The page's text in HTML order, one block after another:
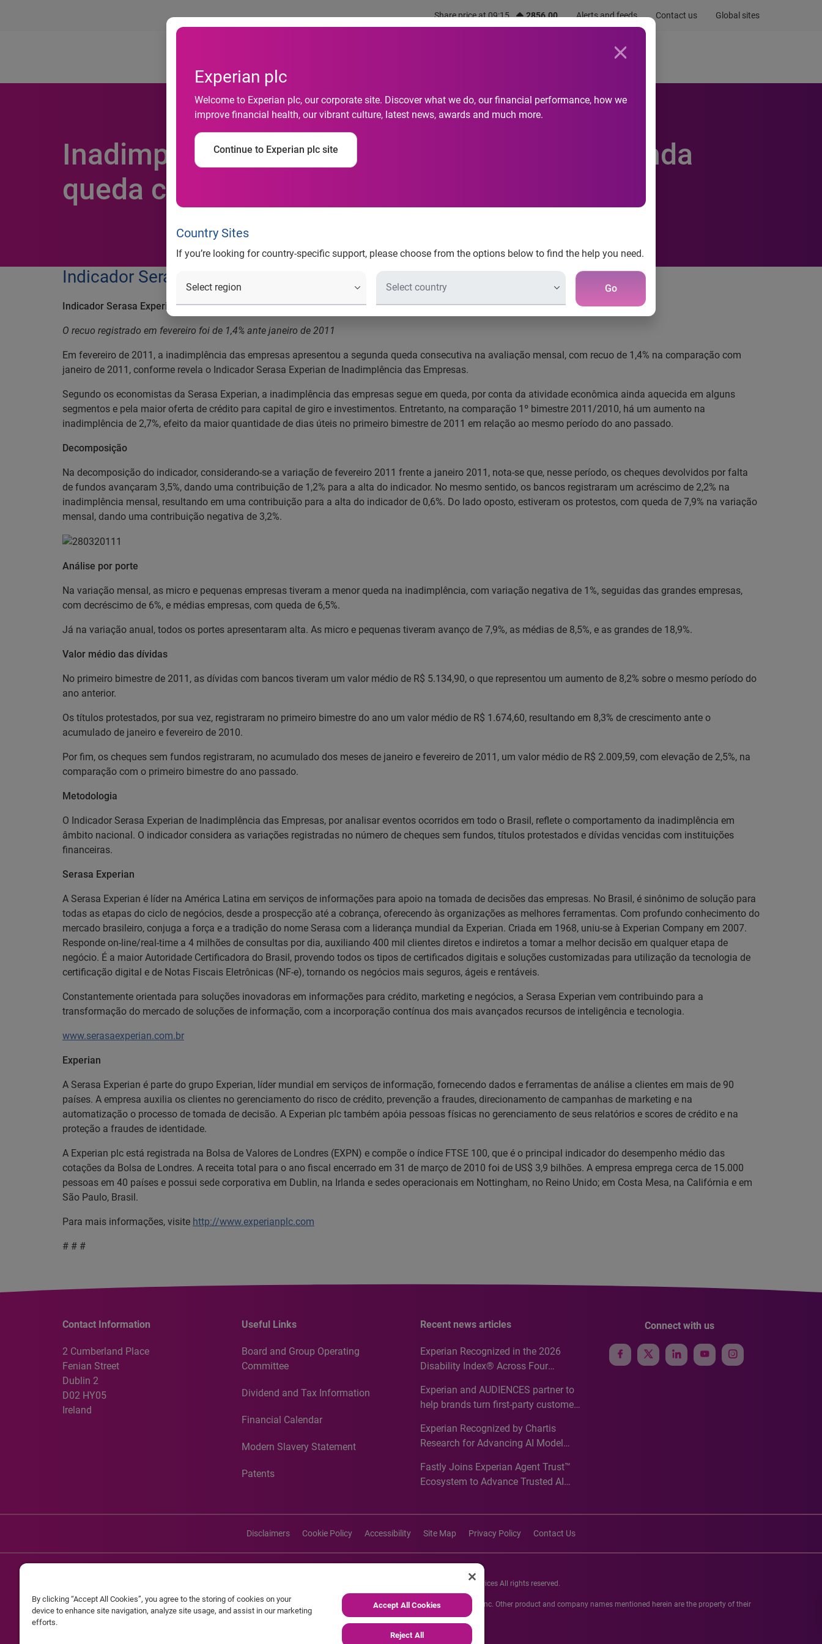
Share price at 09:15 2856.00 Alerts and feeds Contact us Global sites
Experian plc
Welcome to Experian plc, our corporate site. Discover what we do, our financial performance, how we
improve financial health, our vibrant culture, latest news, awards and much more.
Continue to Experian plc site
Country Sites
If you’re looking for country-specific support, please choose from the options below to find the help you need.
Go
Newsroom
Inadimplência das empresas registra a segunda
queda consecutiva, aponta Serasa Experian
Indicador Serasa Experian de Inadimplência das Empresas- Fev/2011
Indicador Serasa Experian de Inadimplência das Empresas- Fev/2011
O recuo registrado em fevereiro foi de 1,4% ante janeiro de 2011
Em fevereiro de 2011, a inadimplência das empresas apresentou a segunda queda consecutiva na avaliação mensal, com recuo de 1,4% na comparação com
janeiro de 2011, conforme revela o Indicador Serasa Experian de Inadimplência das Empresas.
Segundo os economistas da Serasa Experian, a inadimplência das empresas segue em queda, por conta da atividade econômica ainda aquecida em alguns
segmentos e pela maior oferta de crédito para capital de giro e investimentos. Entretanto, na comparação 1º bimestre 2011/2010, há um aumento na
inadimplência de 2,7%, efeito da maior quantidade de dias úteis no primeiro bimestre de 2011 em relação ao mesmo período do ano passado.
Decomposição
Na decomposição do indicador, considerando-se a variação de fevereiro 2011 frente a janeiro 2011, nota-se que, nesse período, os cheques devolvidos por falta
de fundos avançaram 3,5%, dando uma contribuição de 1,2% para a alta do indicador. No mesmo sentido, os bancos registraram um acréscimo de 2,2% na
inadimplência mensal, resultando em uma contribuição para a alta do indicador de 0,6%. Do lado oposto, estiveram os protestos, com queda de 7,9% na variação
mensal, dando uma contribuição negativa de 3,2%.
Análise por porte
Na variação mensal, as micro e pequenas empresas tiveram a menor queda na inadimplência, com variação negativa de 1%, seguidas das grandes empresas,
com decréscimo de 6%, e médias empresas, com queda de 6,5%.
Já na variação anual, todos os portes apresentaram alta. As micro e pequenas tiveram avanço de 7,9%, as médias de 8,5%, e as grandes de 18,9%.
Valor médio das dívidas
No primeiro bimestre de 2011, as dívidas com bancos tiveram um valor médio de R$ 5.134,90, o que representou um aumento de 8,2% sobre o mesmo período do
ano anterior.
Os títulos protestados, por sua vez, registraram no primeiro bimestre do ano um valor médio de R$ 1.674,60, resultando em 8,3% de crescimento ante o
acumulado de janeiro e fevereiro de 2010.
Por fim, os cheques sem fundos registraram, no acumulado dos meses de janeiro e fevereiro de 2011, um valor médio de R$ 2.009,59, com elevação de 2,5%, na
comparação com o primeiro bimestre do ano passado.
Metodologia
O Indicador Serasa Experian de Inadimplência das Empresas, por analisar eventos ocorridos em todo o Brasil, reflete o comportamento da inadimplência em
âmbito nacional. O indicador considera as variações registradas no número de cheques sem fundos, títulos protestados e dívidas vencidas com instituições
financeiras.
Serasa Experian
A Serasa Experian é líder na América Latina em serviços de informações para apoio na tomada de decisões das empresas. No Brasil, é sinônimo de solução para
todas as etapas do ciclo de negócios, desde a prospecção até a cobrança, oferecendo às organizações as melhores ferramentas. Com profundo conhecimento do
mercado brasileiro, conjuga a força e a tradição do nome Serasa com a liderança mundial da Experian. Criada em 1968, uniu-se à Experian Company em 2007.
Responde on-line/real-time a 4 milhões de consultas por dia, auxiliando 400 mil clientes diretos e indiretos a tomar a melhor decisão em qualquer etapa de
negócio. É a maior Autoridade Certificadora do Brasil, provendo todos os tipos de certificados digitais e soluções customizadas para utilização da tecnologia de
certificação digital e de Notas Fiscais Eletrônicas (NF-e), tornando os negócios mais seguros, ágeis e rentáveis.
Constantemente orientada para soluções inovadoras em informações para crédito, marketing e negócios, a Serasa Experian vem contribuindo para a
transformação do mercado de soluções de informação, com a incorporação contínua dos mais avançados recursos de inteligência e tecnologia.
www.serasaexperian.com.br
Experian
A Serasa Experian é parte do grupo Experian, líder mundial em serviços de informação, fornecendo dados e ferramentas de análise a clientes em mais de 90
países. A empresa auxilia os clientes no gerenciamento do risco de crédito, prevenção a fraudes, direcionamento de campanhas de marketing e na
automatização o processo de tomada de decisão. A Experian plc também apóia pessoas físicas no gerenciamento de seus relatórios e scores de crédito e na
proteção a fraudes de identidade.
A Experian plc está registrada na Bolsa de Valores de Londres (EXPN) e compõe o índice FTSE 100, que é o principal indicador do desempenho médio das
cotações da Bolsa de Londres. A receita total para o ano fiscal encerrado em 31 de março de 2010 foi de US$ 3,9 bilhões. A empresa emprega cerca de 15.000
pessoas em 40 países e possui sede corporativa em Dublin, na Irlanda e sedes operacionais em Nottingham, no Reino Unido; em Costa Mesa, na Califórnia e em
São Paulo, Brasil.
Para mais informações, visite http://www.experianplc.com
# # #
Contact Information
2 Cumberland Place
Fenian Street
Dublin 2
D02 HY05
Ireland
Useful Links
Board and Group Operating
Committee
Dividend and Tax Information
Financial Calendar
Modern Slavery Statement
Patents
Recent news articles
Experian Recognized in the 2026
Disability Index® Across Four
Recognition for Australia
Experian and AUDIENCES partner to
help brands turn first-party customer
media activation
Experian Recognized by Chartis
Research for Advancing AI Model
Analytics50 2026
Fastly Joins Experian Agent Trust™
Ecosystem to Advance Trusted AI
Connect with us
Disclaimers Cookie Policy Accessibility Site Map Privacy Policy Contact Us
©2026 Experian Information Solutions, Inc. Experian Marketing Services All rights reserved.
Experian and the Experian marks used herein are service marks or registered trademarks of Experian Informations Solutions, Inc. Other product and company names mentioned herein are the property of their
By clicking “Accept All Cookies”, you agree to the storing of cookies on your
device to enhance site navigation, analyze site usage, and assist in our marketing
efforts.
Accept All Cookies
Reject All